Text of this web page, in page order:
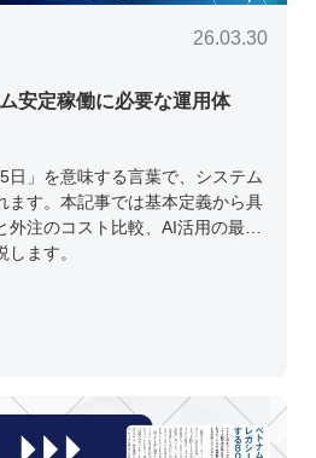
26.03.30
安定稼働に必要な運用体
日」を意味する言葉で、システム
ます。本記事では基本定義から具
注のコスト比較、AI活用の最新
ます。